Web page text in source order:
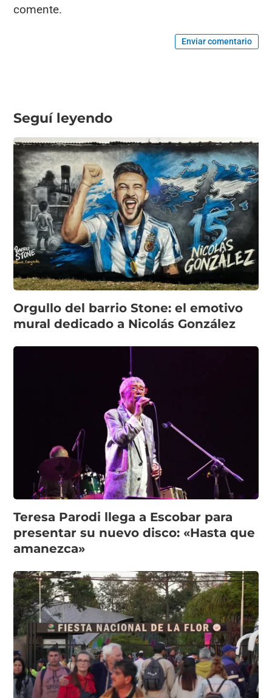
comente.
Enviar comentario
Seguí leyendo
Orgullo del barrio Stone: el emotivo
mural dedicado a Nicolás González
Teresa Parodi llega a Escobar para
presentar su nuevo disco: «Hasta que
amanezca»